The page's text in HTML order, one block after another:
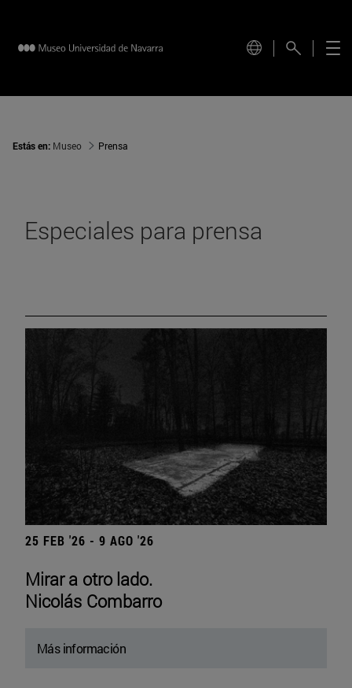
Estás en: Museo Prensa
Especiales para prensa
25 FEB '26 - 9 AGO '26
Mirar a otro lado.
Nicolás Combarro
Más información